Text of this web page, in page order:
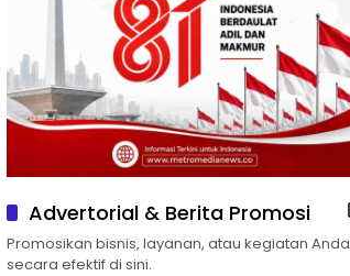
Advertorial & Berita Promosi
Promosikan bisnis, layanan, atau kegiatan Anda
secara efektif di sini.